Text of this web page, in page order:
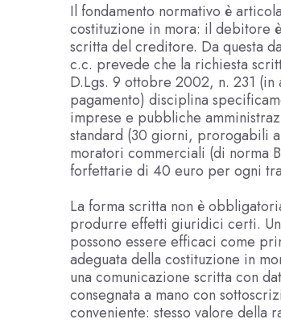
Il fondamento normativo è
costituzione in mora: il debitore
scritta del creditore. Da questa
c.c. prevede che la richiesta
D.Lgs. 9 ottobre 2002, n. 231
pagamento) disciplina
imprese e pubbliche
standard (30 giorni, prorogabili
moratori commerciali (di norma
forfettarie di 40 euro per ogni
La forma scritta non è
produrre effetti giuridici certi.
possono essere efficaci come
adeguata della costituzione in
una comunicazione scritta con
consegnata a mano con
conveniente: stesso valore della